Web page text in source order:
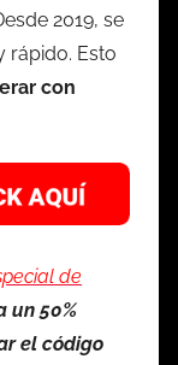
2019, se
rápido. Esto
con
de
un 50%
el código